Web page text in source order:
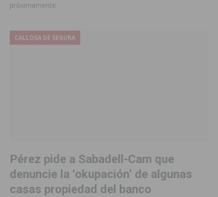
próximamente
CALLOSA DE SEGURA
Pérez pide a Sabadell-Cam que
denuncie la ‘okupación’ de algunas
casas propiedad del banco